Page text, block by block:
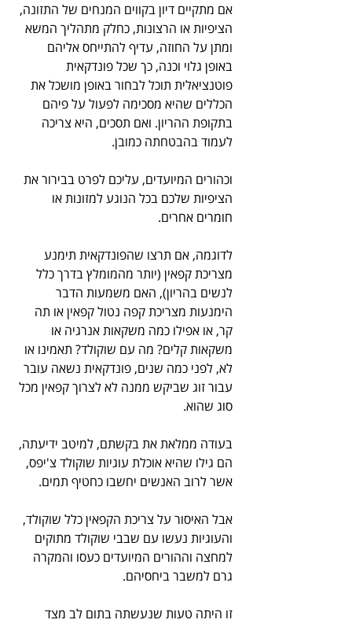
אם מתקיים דיון בקווים המנחים של התזונה,
הציפיות או הרצונות, כחלק מתהליך המשא
ומתן על החוזה, עדיף להתייחס אליהם
באופן גלוי וכנה, כך שכל פונדקאית
פוטנציאלית תוכל לבחור באופן מושכל את
הכללים שהיא מסכימה לפעול על פיהם
בתקופת ההריון. ואם תסכים, היא צריכה
לעמוד בהבטחתה כמובן.
וכהורים המיועדים, עליכם לפרט בבירור את
הציפיות שלכם בכל הנוגע למזונות או
חומרים אחרים.
לדוגמה, אם תרצו שהפונדקאית תימנע
מצריכת קפאין (יותר מהמומלץ בדרך כלל
לנשים בהריון), האם משמעות הדבר
הימנעות מצריכת קפה נטול קפאין או תה
קר, או אפילו כמה משקאות אנרגיה או
משקאות קלים? מה עם שוקולד? תאמינו או
לא, לפני כמה שנים, פונדקאית נשאה עובר
עבור זוג שביקש ממנה לא לצרוך קפאין מכל
סוג שהוא.
בעודה ממלאת את בקשתם, למיטב ידיעתה,
הם גילו שהיא אוכלת עוגיות שוקולד צ'יפס,
אשר לרוב האנשים יחשבו כחטיף תמים.
אבל האיסור על צריכת הקפאין כלל שוקולד,
והעוגיות נעשו עם שבבי שוקולד מתוקים
למחצה וההורים המיועדים כעסו והמקרה
גרם למשבר ביחסיהם.
זו היתה טעות שנעשתה בתום לב מצד